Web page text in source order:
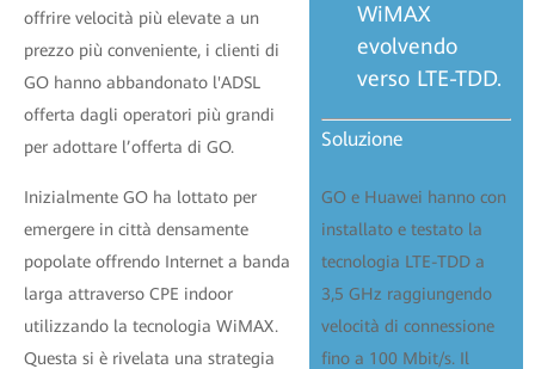
WiMAX
evolvendo
verso LTE-TDD.
Soluzione
GO e Huawei hanno con
installato e testato la
tecnologia LTE-TDD a
3,5 GHz raggiungendo
velocità di connessione
fino a 100 Mbit/s. Il
offrire velocità più elevate a un
prezzo più conveniente, i clienti di
GO hanno abbandonato l'ADSL
offerta dagli operatori più grandi
per adottare l’offerta di GO.
Inizialmente GO ha lottato per
emergere in città densamente
popolate offrendo Internet a banda
larga attraverso CPE indoor
utilizzando la tecnologia WiMAX.
Questa si è rivelata una strategia